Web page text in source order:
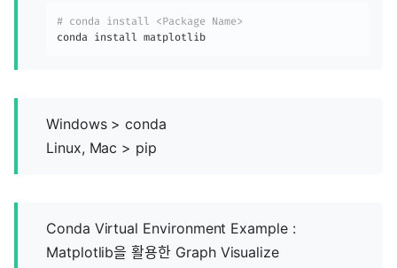
# conda install <Package Name>
conda install matplotlib
Windows > conda
Linux, Mac > pip
Conda Virtual Environment Example :
Matplotlib을 활용한 Graph Visualize